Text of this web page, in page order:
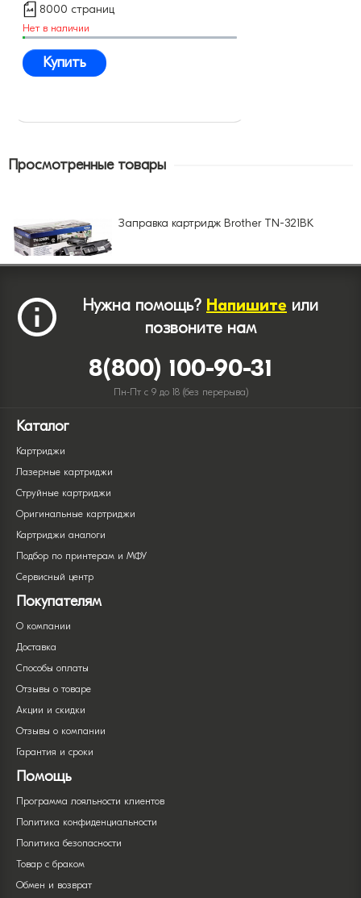
8000 страниц
Нет в наличии
Купить
Просмотренные товары
Заправка картридж Brother TN-321BK
Нужна помощь? Напишите или
позвоните нам
8(800) 100-90-31
Пн-Пт с 9 до 18 (без перерыва)
Каталог
Картриджи
Лазерные картриджи
Струйные картриджи
Оригинальные картриджи
Картриджи аналоги
Подбор по принтерам и МФУ
Сервисный центр
Покупателям
О компании
Доставка
Способы оплаты
Отзывы о товаре
Акции и скидки
Отзывы о компании
Гарантия и сроки
Помощь
Программа лояльности клиентов
Политика конфиденциальности
Политика безопасности
Товар с браком
Обмен и возврат